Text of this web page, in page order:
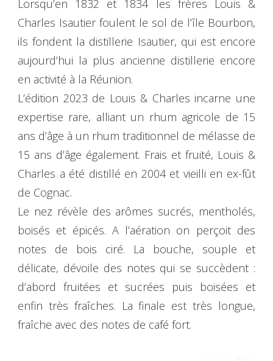
Lorsqu’en 1832 et 1834 les frères Louis &
Charles Isautier foulent le sol de l’île Bourbon,
ils fondent la distillerie Isautier, qui est encore
aujourd’hui la plus ancienne distillerie encore
en activité à la Réunion.
L’édition 2023 de Louis & Charles incarne une
expertise rare, alliant un rhum agricole de 15
ans d’âge à un rhum traditionnel de mélasse de
15 ans d’âge également. Frais et fruité, Louis &
Charles a été distillé en 2004 et vieilli en ex-fût
de Cognac.
Le nez révèle des arômes sucrés, mentholés,
boisés et épicés. A l’aération on perçoit des
notes de bois ciré. La bouche, souple et
délicate, dévoile des notes qui se succèdent :
d’abord fruitées et sucrées puis boisées et
enfin très fraîches. La finale est très longue,
fraîche avec des notes de café fort.